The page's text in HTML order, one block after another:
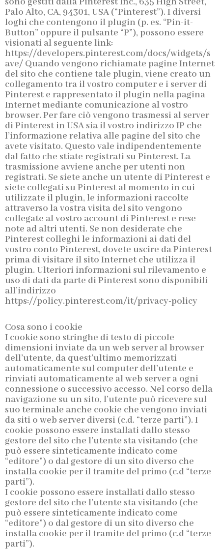
Palo Alto, CA, 94301, USA (“Pinterest”). I diversi
loghi che contengono il plugin (p. es. “Pin-it-
Button” oppure il pulsante “P”), possono essere
visionati al seguente link:
https://developers.pinterest.com/docs/widgets/s
ave/ Quando vengono richiamate pagine Internet
del sito che contiene tale plugin, viene creato un
collegamento tra il vostro computer e i server di
Pinterest e rappresentato il plugin nella pagina
Internet mediante comunicazione al vostro
browser. Per fare ciò vengono trasmessi al server
di Pinterest in USA sia il vostro indirizzo IP che
l’informazione relativa alle pagine del sito che
avete visitato. Questo vale indipendentemente
dal fatto che stiate registrati su Pinterest. La
trasmissione avviene anche per utenti non
registrati. Se siete anche un utente di Pinterest e
siete collegati su Pinterest al momento in cui
utilizzate il plugin, le informazioni raccolte
attraverso la vostra visita del sito vengono
collegate al vostro account di Pinterest e rese
note ad altri utenti. Se non desiderate che
Pinterest colleghi le informazioni ai dati del
vostro conto Pinterest, dovete uscire da Pinterest
prima di visitare il sito Internet che utilizza il
plugin. Ulteriori informazioni sul rilevamento e
uso di dati da parte di Pinterest sono disponibili
all’indirizzo
https://policy.pinterest.com/it/privacy-policy
Cosa sono i cookie
I cookie sono stringhe di testo di piccole
dimensioni inviate da un web server al browser
dell’utente, da quest’ultimo memorizzati
automaticamente sul computer dell’utente e
rinviati automaticamente al web server a ogni
connessione o successivo accesso. Nel corso della
navigazione su un sito, l’utente può ricevere sul
suo terminale anche cookie che vengono inviati
da siti o web server diversi (c.d. “terze parti”). I
cookie possono essere installati dallo stesso
gestore del sito che l’utente sta visitando (che
può essere sinteticamente indicato come
“editore”) o dal gestore di un sito diverso che
installa cookie per il tramite del primo (c.d “terze
parti”).
I cookie possono essere installati dallo stesso
gestore del sito che l’utente sta visitando (che
può essere sinteticamente indicato come
“editore”) o dal gestore di un sito diverso che
installa cookie per il tramite del primo (c.d “terze
parti”).